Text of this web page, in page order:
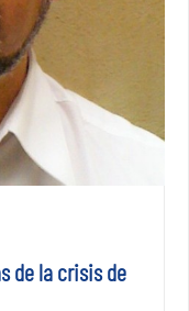
de la crisis de